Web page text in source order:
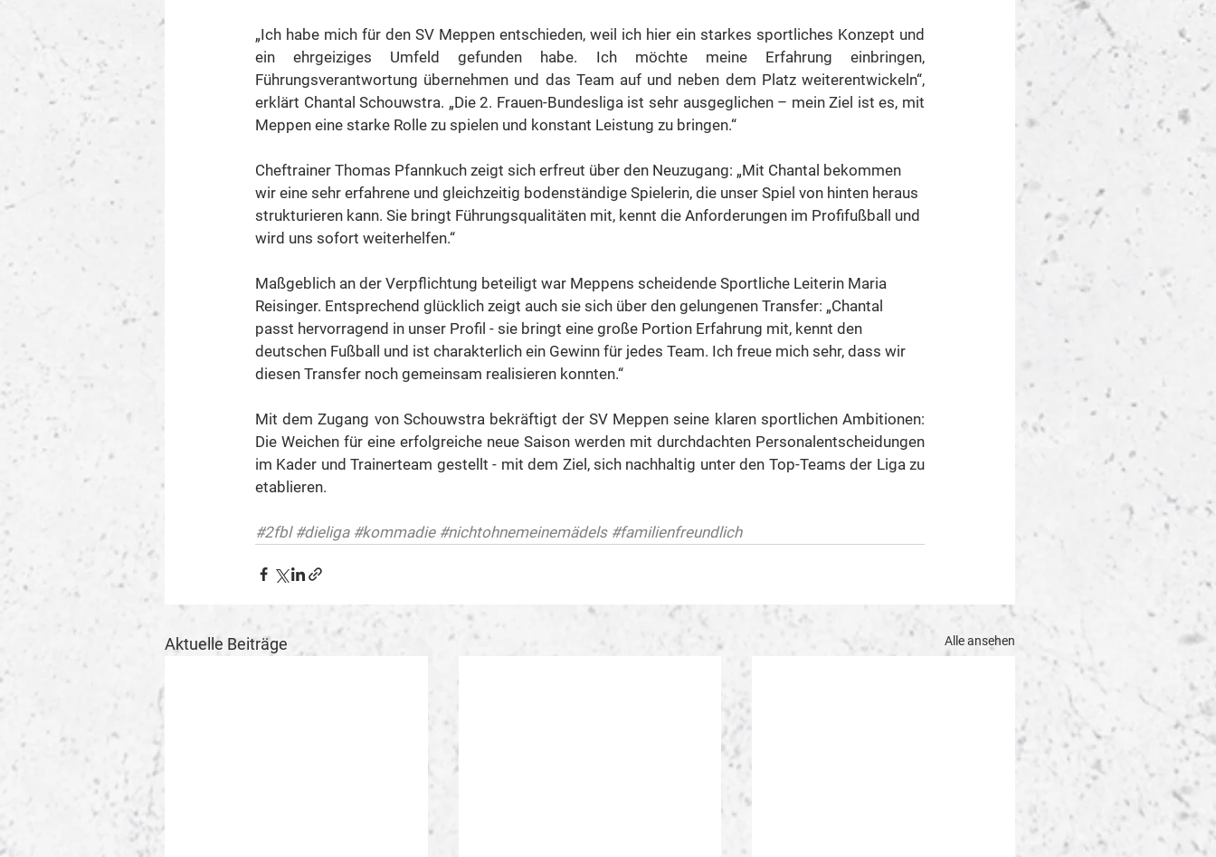
„Ich habe mich für den SV Meppen entschieden, weil ich hier ein starkes sportliches Konzept und
ein ehrgeiziges Umfeld gefunden habe. Ich möchte meine Erfahrung einbringen,
Führungsverantwortung übernehmen und das Team auf und neben dem Platz weiterentwickeln“,
erklärt Chantal Schouwstra. „Die 2. Frauen-Bundesliga ist sehr ausgeglichen – mein Ziel ist es, mit
Meppen eine starke Rolle zu spielen und konstant Leistung zu bringen.“
Cheftrainer Thomas Pfannkuch zeigt sich erfreut über den Neuzugang: „Mit Chantal bekommen
wir eine sehr erfahrene und gleichzeitig bodenständige Spielerin, die unser Spiel von hinten heraus
strukturieren kann. Sie bringt Führungsqualitäten mit, kennt die Anforderungen im Profifußball und
wird uns sofort weiterhelfen.“
Maßgeblich an der Verpflichtung beteiligt war Meppens scheidende Sportliche Leiterin Maria
Reisinger. Entsprechend glücklich zeigt auch sie sich über den gelungenen Transfer: „Chantal
passt hervorragend in unser Profil - sie bringt eine große Portion Erfahrung mit, kennt den
deutschen Fußball und ist charakterlich ein Gewinn für jedes Team. Ich freue mich sehr, dass wir
diesen Transfer noch gemeinsam realisieren konnten.“
Mit dem Zugang von Schouwstra bekräftigt der SV Meppen seine klaren sportlichen Ambitionen:
Die Weichen für eine erfolgreiche neue Saison werden mit durchdachten Personalentscheidungen
im Kader und Trainerteam gestellt - mit dem Ziel, sich nachhaltig unter den Top-Teams der Liga zu
etablieren.
#2fbl #dieliga #kommadie #nichtohnemeinemädels #familienfreundlich
Aktuelle Beiträge Alle ansehen